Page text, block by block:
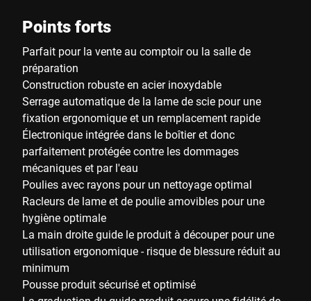
Points forts
Parfait pour la vente au comptoir ou la salle de
préparation
Construction robuste en acier inoxydable
Serrage automatique de la lame de scie pour une
fixation ergonomique et un remplacement rapide
Électronique intégrée dans le boîtier et donc
parfaitement protégée contre les dommages
mécaniques et par l'eau
Poulies avec rayons pour un nettoyage optimal
Racleurs de lame et de poulie amovibles pour une
hygiène optimale
La main droite guide le produit à découper pour une
utilisation ergonomique - risque de blessure réduit au
minimum
Pousse produit sécurisé et optimisé